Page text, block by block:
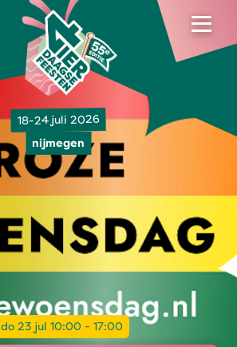
18-24 juli 2026
nijmegen
do 23 jul 10:00 - 17:00